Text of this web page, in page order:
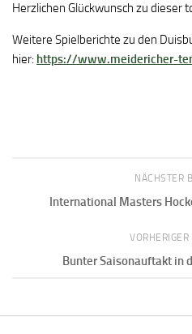
Herzlichen Glückwunsch zu dieser
Weitere Spielberichte zu den
hier: https://www.meidericher-
NÄCHSTER
International Masters
VORHERIGER
Bunter Saisonauftakt in